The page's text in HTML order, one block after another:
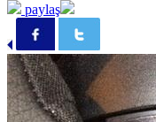
paylaş